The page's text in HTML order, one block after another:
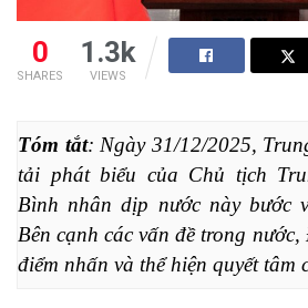
0
SHARES
1.3k
VIEWS
Tóm tắt: Ngày 31/12/2025,
tải phát biểu của Chủ tịch
Bình nhân dịp nước này bước
Bên cạnh các vấn đề trong
điểm nhấn và thể hiện quyết tâm